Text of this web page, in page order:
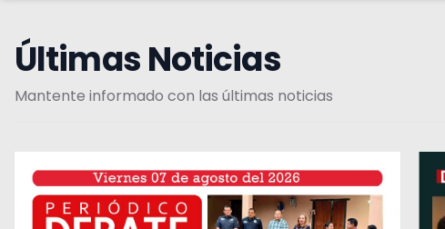
Últimas Noticias
Mantente informado con las últimas noticias